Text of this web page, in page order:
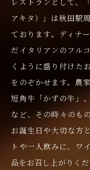
アキタ）」は秋田駅
ております。ディナ
だイタリアンのフル
くように盛り付けた
をのぞかせます。農
短角牛「かずの牛」
など、その時々のも
お誕生日や大切な方
トや一人飲みに、ワ
品をお召し上がりくだ